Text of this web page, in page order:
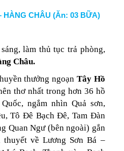
HÀNG CHÂU (Ăn: 03 BỮA)
, làm thủ tục trả phòng,
Châu.
thưởng ngoạn Tây Hồ
thơ nhất trong hơn 36 hồ
ngắm nhìn Quả sơn,
Tô Đê Bạch Đê, Tam Đàn
Quan Ngư (bên ngoài) gắn
về Lương Sơn Bá –